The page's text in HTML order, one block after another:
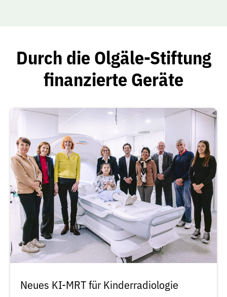
Durch die Olgäle-Stiftung
finanzierte Geräte
Neues KI-MRT für Kinderradiologie